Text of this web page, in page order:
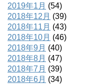
2019年1月 (54)
2018年12月 (39)
2018年11月 (43)
2018年10月 (46)
2018年9月 (40)
2018年8月 (47)
2018年7月 (39)
2018年6月 (34)